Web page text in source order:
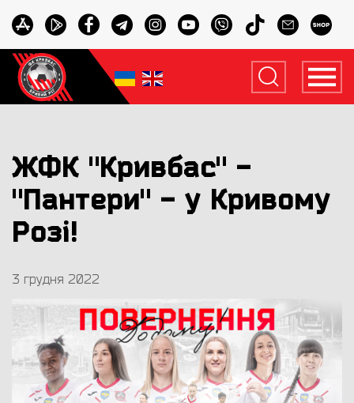
ЖФК "Кривбас" -
"Пантери" - у Кривому
Розі!
3 грудня 2022